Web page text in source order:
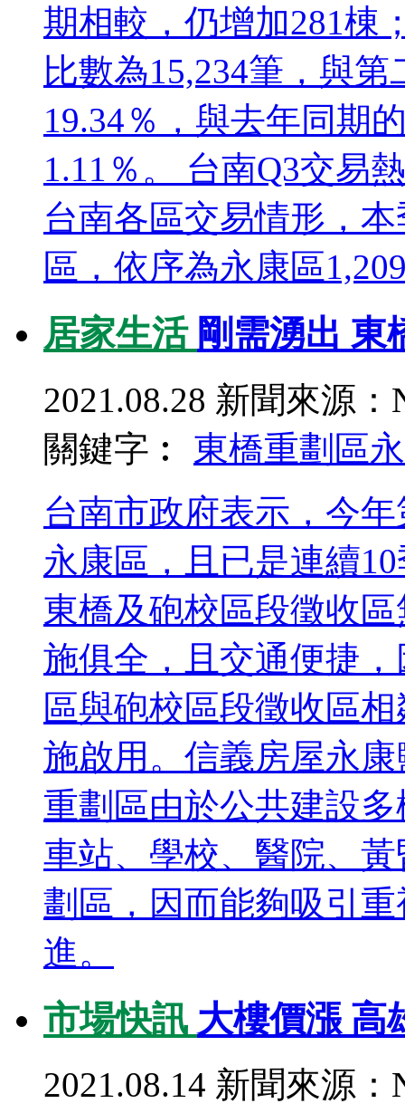
期相較，仍增加281棟
比數為15,234筆，與
19.34％，與去年同期
1.11％。 台南Q3交易
台南各區交易情形，
區，依序為永康區
居家生活 剛需湧出 東
2021.08.28 新聞來源：
關鍵字︰ 東橋重劃區
台南市政府表示，今
永康區，且已是連續
東橋及砲校區段徵收
施俱全，且交通便捷
區與砲校區段徵收區
施啟用。信義房屋永
重劃區由於公共建設
車站、學校、醫院、
劃區，因而能夠吸引
進。
市場快訊 大樓價漲 高
2021.08.14 新聞來源：